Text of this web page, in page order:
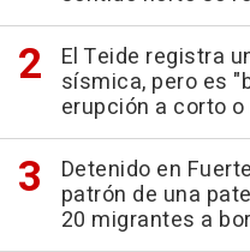
El Teide registra
sísmica, pero es
erupción a corto
Detenido en
patrón de una
20 migrantes a